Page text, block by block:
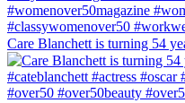
Care Blanchett is turning 54